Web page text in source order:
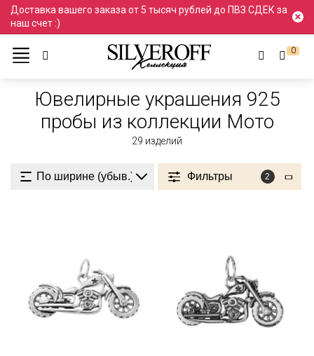
Доставка вашего заказа от 5 тысяч рублей до ПВЗ СДЕК за
наш счет :)
0
Ювелирные украшения
Проба 925 925 пробы
Ювелирные украшения 925
пробы из коллекции Мото
29 изделий
Фильтры 2